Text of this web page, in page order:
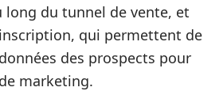
long du tunnel de vente, et
qui permettent de
des prospects pour
marketing.